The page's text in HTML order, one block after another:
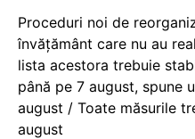
Proceduri noi de
învățământ care nu au
lista acestora trebuie
până pe 7 august, spune
august / Toate măsurile
august